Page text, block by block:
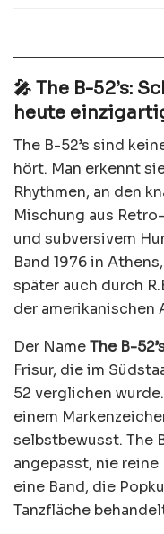
🎤 The B-52’s:
heute
The B-52’s sind
hört. Man erkennt
Rhythmen, an den
Mischung aus
und subversivem
Band 1976 in
später auch durch
der amerikanischen
Der NameThe B-
Frisur, die im
52 verglichen
einem
selbstbewusst. The
angepasst, nie
eine Band, die
Tanzfläche